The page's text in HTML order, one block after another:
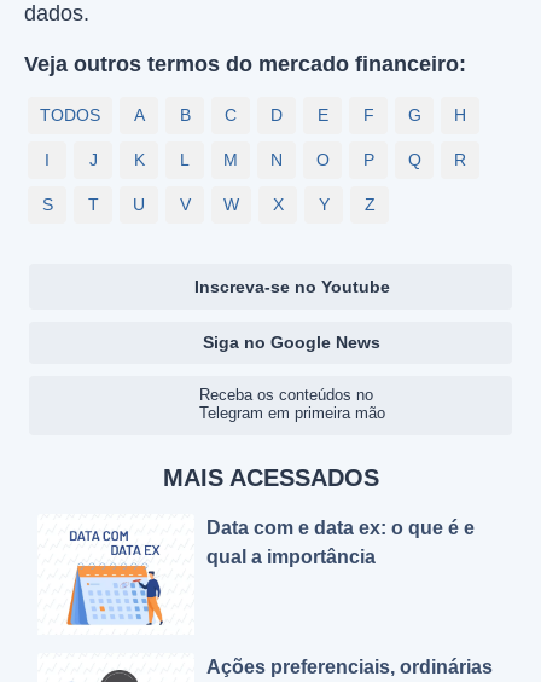
dados.
Veja outros termos do mercado financeiro:
TODOS A B C D E F G H
I J K L M N O P Q R
S T U V W X Y Z
Inscreva-se no Youtube
Siga no Google News
Receba os conteúdos no
Telegram em primeira mão
MAIS ACESSADOS
Data com e data ex: o que é e
qual a importância
Ações preferenciais, ordinárias